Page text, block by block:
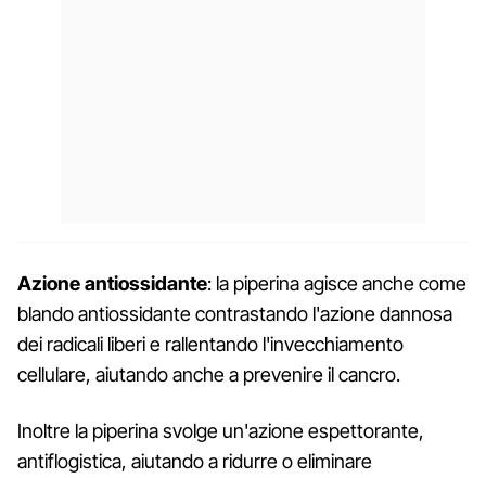
Azione antiossidante: la piperina agisce anche come
blando antiossidante contrastando l'azione dannosa
dei radicali liberi e rallentando l'invecchiamento
cellulare, aiutando anche a prevenire il cancro.
Inoltre la piperina svolge un'azione espettorante,
antiflogistica, aiutando a ridurre o eliminare